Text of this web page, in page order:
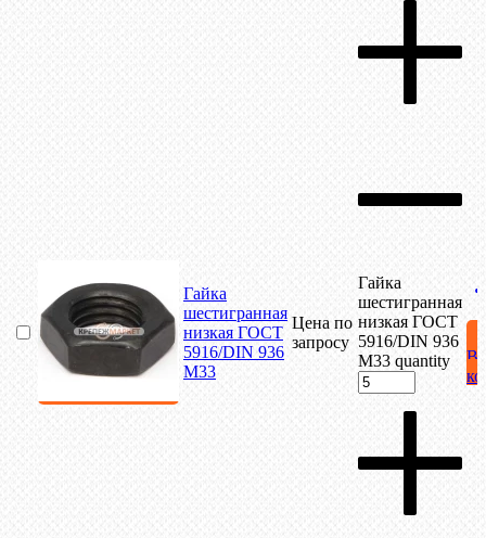
Гайка
шестигранная
низкая ГОСТ
5916/DIN 936
М33
Цена по
запросу
Гайка
шестигранная
низкая ГОСТ
5916/DIN 936
М33 quantity
В